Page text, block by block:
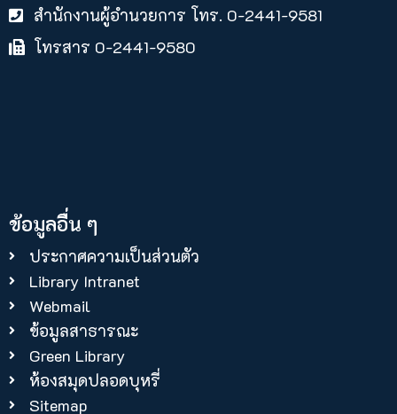
สำนักงานผู้อำนวยการ โทร. 0-2441-9581
โทรสาร 0-2441-9580
ข้อมูลอื่น ๆ
ประกาศความเป็นส่วนตัว
Library Intranet
Webmail
ข้อมูลสาธารณะ
Green Library
ห้องสมุดปลอดบุหรี่
Sitemap